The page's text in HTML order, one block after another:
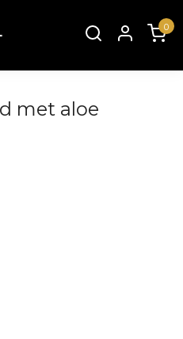
0
met aloe